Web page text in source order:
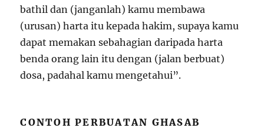
bathil dan (janganlah) kamu membawa
(urusan) harta itu kepada hakim, supaya kamu
dapat memakan sebahagian daripada harta
benda orang lain itu dengan (jalan berbuat)
dosa, padahal kamu mengetahui”.
CONTOH PERBUATAN GHASAB